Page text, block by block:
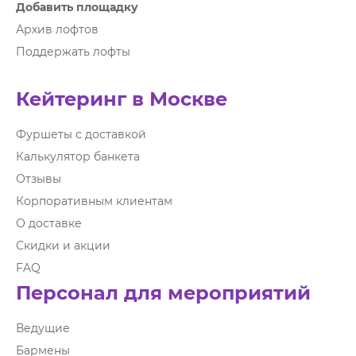
Добавить площадку
Архив лофтов
Поддержать лофты
Кейтеринг в Москве
Фуршеты с доставкой
Калькулятор банкета
Отзывы
Корпоративным клиентам
О доставке
Скидки и акции
FAQ
Персонал для мероприятий
Ведущие
Бармены